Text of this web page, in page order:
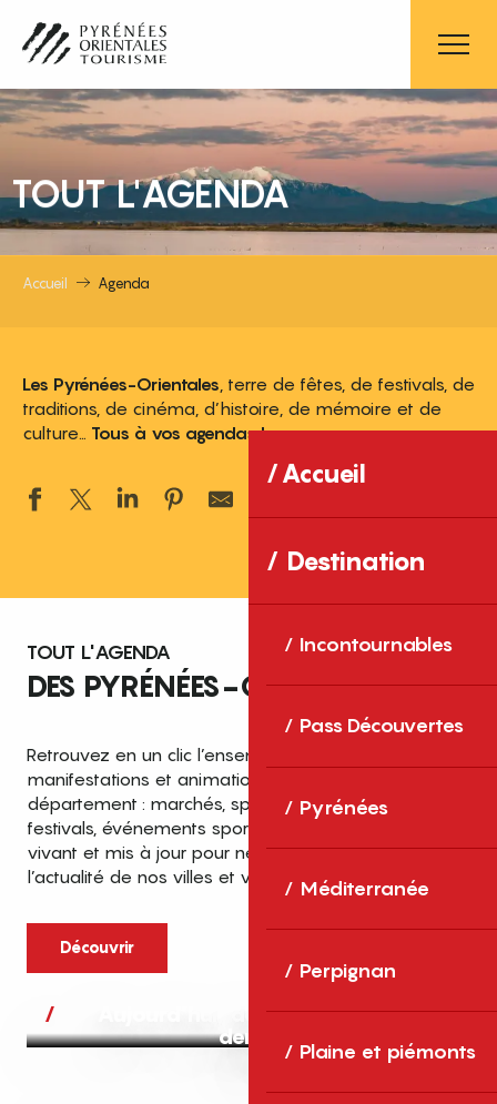
contenu
principal
Accueil
Destination
Incontournables
Pass Découvertes
Pyrénées
Méditerranée
Perpignan
Plaine et piémonts
TOUT L'AGENDA
Accueil Agenda
Les Pyrénées-Orientales , terre de fêtes, de festivals, de
traditions, de cinéma, d’histoire, de mémoire et de
culture… Tous à vos agendas !
TOUT L'AGENDA
DES PYRÉNÉES-ORIENTALES
Retrouvez en un clic l’ensemble des fêtes,
manifestations et animations recensées dans le
département : marchés, spectacles, expositions,
festivals, événements sportifs et culturels… un agenda
vivant et mis à jour pour ne rien manquer de
l’actualité de nos villes et villages.
Découvrir
Aujourd’hui, demain et après-
demain